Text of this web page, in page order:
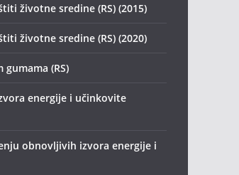
životne sredine (RS) (2015)
životne sredine (RS) (2020)
(RS)
energije i učinkovite
obnovljivih izvora energije i